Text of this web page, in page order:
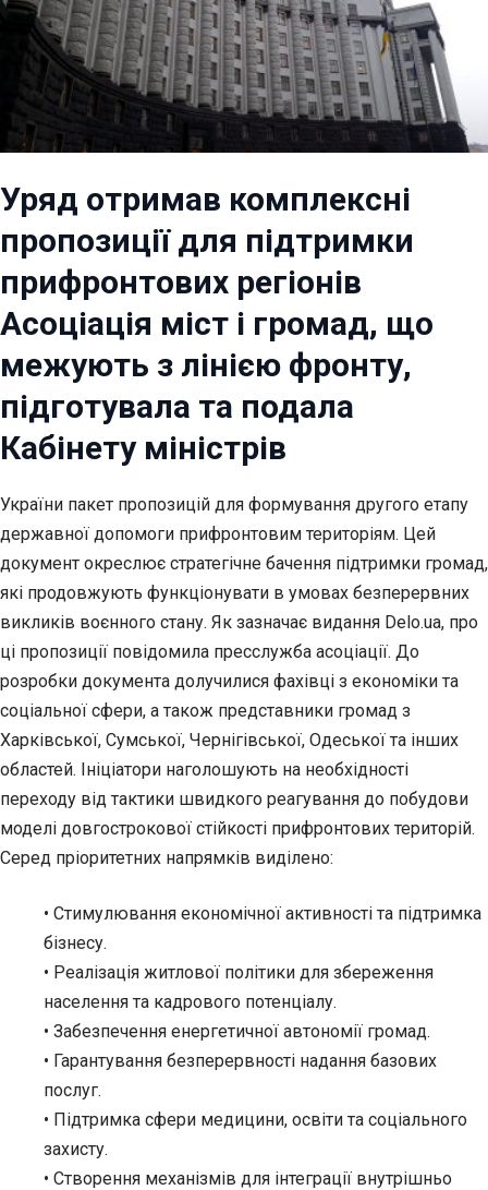
Уряд отримав комплексні
пропозиції для підтримки
прифронтових регіонів
Асоціація міст і громад, що
межують з лінією фронту,
підготувала та подала
Кабінету міністрів
України пакет пропозицій для формування другого етапу
державної допомоги прифронтовим територіям. Цей
документ окреслює стратегічне бачення підтримки громад,
які продовжують функціонувати в умовах безперервних
викликів воєнного стану. Як зазначає видання Delo.ua, про
ці пропозиції повідомила пресслужба асоціації. До
розробки документа долучилися фахівці з економіки та
соціальної сфери, а також представники громад з
Харківської, Сумської, Чернігівської, Одеської та інших
областей. Ініціатори наголошують на необхідності
переходу від тактики швидкого реагування до побудови
моделі довгострокової стійкості прифронтових територій.
Серед пріоритетних напрямків виділено:
• Стимулювання економічної активності та підтримка
бізнесу.
• Реалізація житлової політики для збереження
населення та кадрового потенціалу.
• Забезпечення енергетичної автономії громад.
• Гарантування безперервності надання базових
послуг.
• Підтримка сфери медицини, освіти та соціального
захисту.
• Створення механізмів для інтеграції внутрішньо